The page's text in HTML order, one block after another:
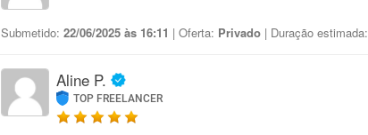
Submetido: 22/06/2025 às 16:11 | Oferta: Privado | Duração estimada:
Aline P.
TOP FREELANCER